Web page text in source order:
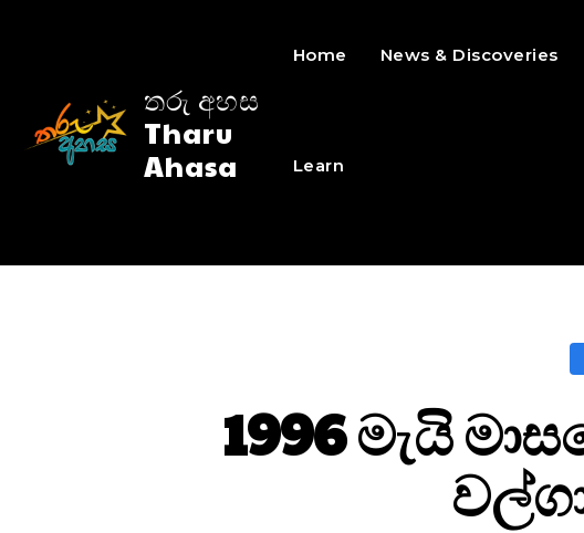
තරු අහස
Tharu
Ahasa
Home News & Discoveries
Learn
1996 මැයි